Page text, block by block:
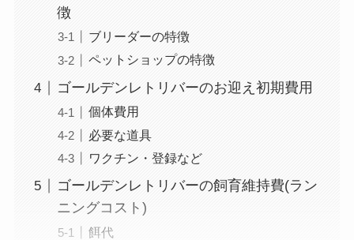
徴
ブリーダーの特徴
ペットショップの特徴
ゴールデンレトリバーのお迎え初期費用
個体費用
必要な道具
ワクチン・登録など
ゴールデンレトリバーの飼育維持費(ラン
ニングコスト)
餌代